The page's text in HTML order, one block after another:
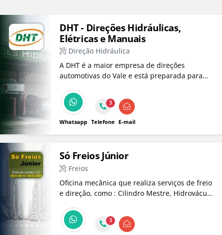
DHT - Direções Hidráulicas,
Elétricas e Manuais
Direção Hidráulica
A DHT é a maior empresa de direções
automotivas do Vale e está preparada para
de direção com padrão de qualidade exigido
pelas montadoras
Whatsapp
3
Telefone E-mail
Só Freios Júnior
Freios
Oficina mecânica que realiza serviços de freio
e direção, como : Cilindro Mestre, Hidrovácuo,
Pinças, Retifica em disco e Tambor.
3